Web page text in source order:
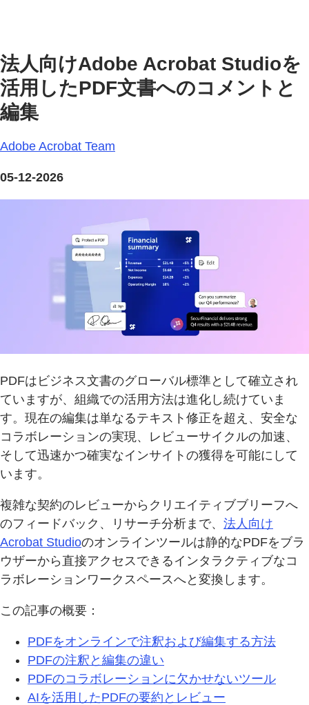
法人向けAdobe Acrobat Studioを
活用したPDF文書へのコメントと
編集
Adobe Acrobat Team
05-12-2026
PDFはビジネス文書のグローバル標準として確立され
ていますが、組織での活用方法は進化し続けていま
す。現在の編集は単なるテキスト修正を超え、安全な
コラボレーションの実現、レビューサイクルの加速、
そして迅速かつ確実なインサイトの獲得を可能にして
います。
複雑な契約のレビューからクリエイティブブリーフへ
のフィードバック、リサーチ分析まで、 法人向け
Acrobat Studioのオンラインツールは静的なPDFをブラ
ウザーから直接アクセスできるインタラクティブなコ
ラボレーションワークスペースへと変換します。
この記事の概要：
PDFをオンラインで注釈および編集する方法
PDFの注釈と編集の違い
PDFのコラボレーションに欠かせないツール
AIを活用したPDFの要約とレビュー